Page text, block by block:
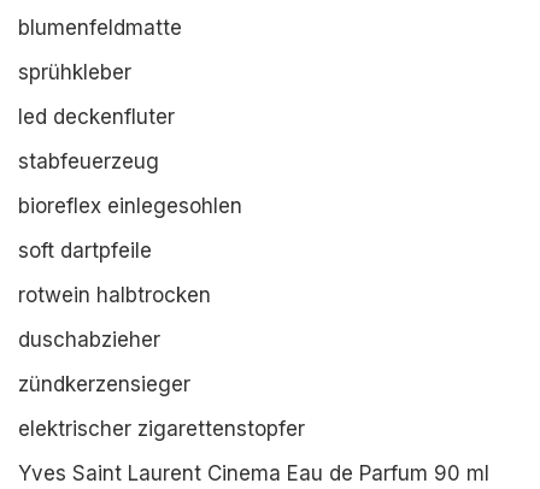
blumenfeldmatte
sprühkleber
led deckenfluter
stabfeuerzeug
bioreflex einlegesohlen
soft dartpfeile
rotwein halbtrocken
duschabzieher
zündkerzensieger
elektrischer zigarettenstopfer
Yves Saint Laurent Cinema Eau de Parfum 90 ml